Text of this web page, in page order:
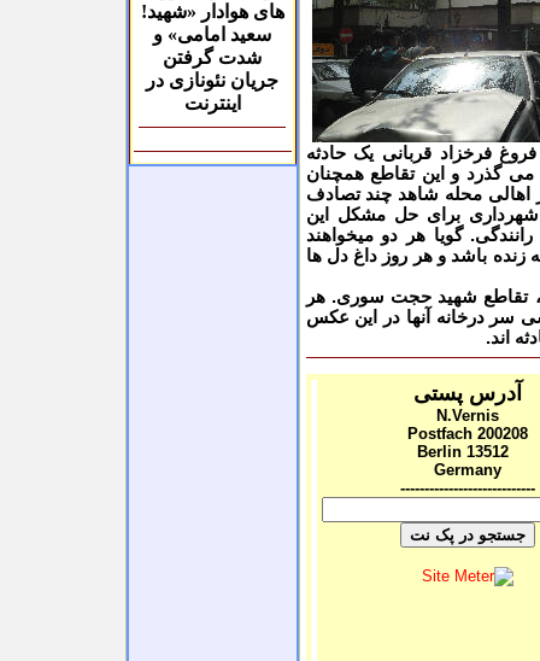
های هوادار «شهید!
سعید امامی» و
شدت گرفتن
جریان نئونازی در
اینترنت
فرخزاد قربانی یک حادثه
گذرد و این تقاطع همچنان
اهالی محله شاهد چند تصادف
شهرداری برای حل مشکل این
گویا هر دو میخواهند
باشد و هر روز داغ دل ها
تقاطع شهید حجت سوری. هر
سر درخانه آنها در این عکس
اند.
آدرس پستی
N.Vernis
Postfach 200208
13512
Berlin
Germany
----------------------------